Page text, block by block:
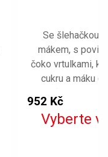
Se šlehačkou
mákem, s
čoko vrtulkami,
cukru a máku
6 °C do 8 °C,
hodin.
952 Kč
Vyberte